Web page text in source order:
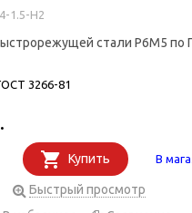
1.5-H2
стали Р6М5 по
3266-81
Купить В
Быстрый просмотр